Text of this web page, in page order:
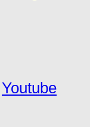
Youtube